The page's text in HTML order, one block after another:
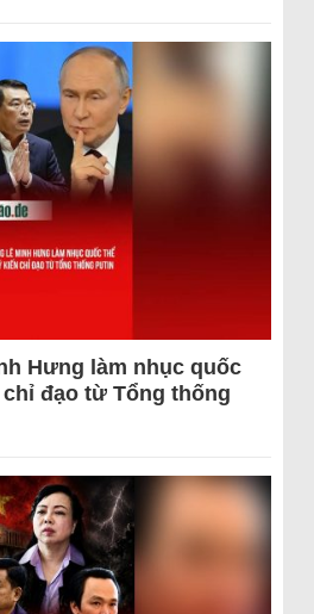
Hưng làm nhục quốc
đạo từ Tổng thống